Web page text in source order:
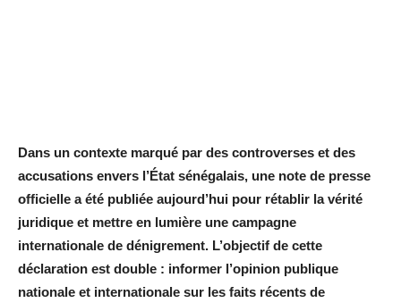
Dans un contexte marqué par des controverses et des
accusations envers l’État sénégalais, une note de presse
officielle a été publiée aujourd’hui pour rétablir la vérité
juridique et mettre en lumière une campagne
internationale de dénigrement. L’objectif de cette
déclaration est double : informer l’opinion publique
nationale et internationale sur les faits récents de